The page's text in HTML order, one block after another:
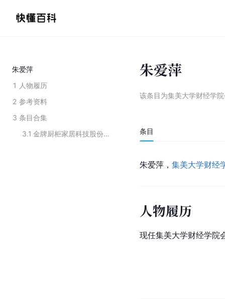
朱爱萍
1 人物履历
2 参考资料
3 条目合集
3.1
金牌厨柜家居科技股份有限公司第五届董事会成员
朱爱萍
该条目为集美大学财经学
条目
朱爱萍， 集美大学财经
人物履历
现任集美大学财经学院